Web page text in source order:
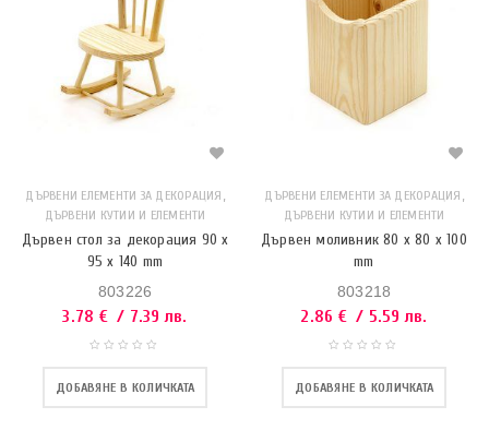
ДЪРВЕНИ ЕЛЕМЕНТИ ЗА ДЕКОРАЦИЯ ,
ДЪРВЕНИ КУТИИ И ЕЛЕМЕНТИ
Дървен стол за декорация 90 x
95 x 140 mm
803226
3.78 € / 7.39 лв.
ДОБАВЯНЕ В КОЛИЧКАТА
ДЪРВЕНИ ЕЛЕМЕНТИ ЗА ДЕКОРАЦИЯ ,
ДЪРВЕНИ КУТИИ И ЕЛЕМЕНТИ
Дървен моливник 80 x 80 x 100
mm
803218
2.86 € / 5.59 лв.
ДОБАВЯНЕ В КОЛИЧКАТА